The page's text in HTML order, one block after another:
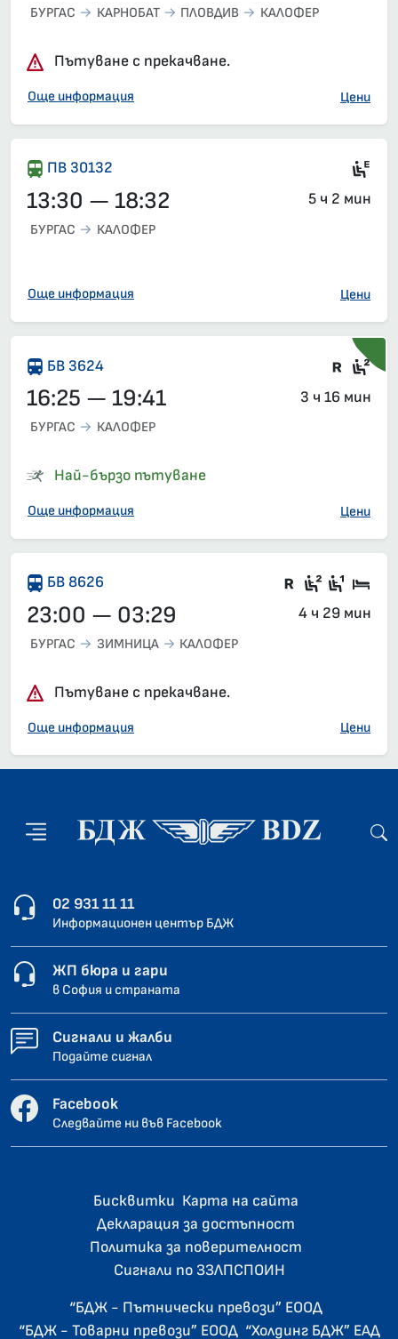
БУРГАС КАРНОБАТ ПЛОВДИВ КАЛОФЕР
Пътуване с прекачване.
Още информация Цени
ПВ 30132
13:30 — 18:32 5 ч 2 мин
БУРГАС КАЛОФЕР
Още информация Цени
БВ 3624 Влак
16:25 — 19:41 3 ч 16 мин
БУРГАС КАЛОФЕР
Най-бързо пътуване
Още информация Цени
БВ 8626 Във влака
Седящи
23:00 — 03:29 4 ч 29 мин
БУРГАС ЗИМНИЦА КАЛОФЕР
Пътуване с прекачване.
Още информация Цени
02 931 11 11
Информационен център БДЖ
ЖП бюра и гари
в София и страната
Сигнали и жалби
Подайте сигнал
Facebook
Следвайте ни във Facebook
Бисквитки Карта на сайта
Декларация за достъпност
Политика за поверителност
Сигнали по ЗЗЛПСПОИН
“БДЖ - Пътнически превози” ЕООД
“БДЖ - Товарни превози” ЕООД “Холдинг БДЖ” ЕАД